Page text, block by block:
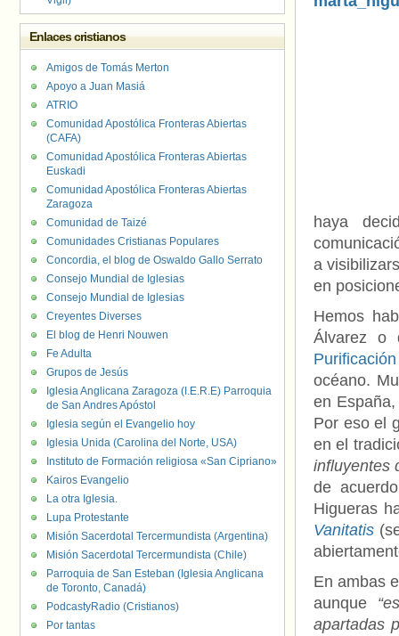
haya
a
en
Hemos
Álvarez o
océano.
en
Por eso el
en el
influyentes
de
Higueras
Vanitatis
En ambas
aunque
apartadas
Enlaces cristianos
Amigos de Tomás Merton
Apoyo a Juan Masiá
ATRIO
Comunidad Apostólica Fronteras Abiertas
(CAFA)
Comunidad Apostólica Fronteras Abiertas
Euskadi
Comunidad Apostólica Fronteras Abiertas
Zaragoza
Comunidad de Taizé
Comunidades Cristianas Populares
Concordia, el blog de Oswaldo Gallo Serrato
Consejo Mundial de Iglesias
Consejo Mundial de Iglesias
Creyentes Diverses
El blog de Henri Nouwen
Fe Adulta
Grupos de Jesús
Iglesia Anglicana Zaragoza (I.E.R.E) Parroquia
de San Andres Apóstol
Iglesia según el Evangelio hoy
Iglesia Unida (Carolina del Norte, USA)
Instituto de Formación religiosa «San Cipriano»
Kairos Evangelio
La otra Iglesia.
Lupa Protestante
Misión Sacerdotal Tercermundista (Argentina)
Misión Sacerdotal Tercermundista (Chile)
Parroquia de San Esteban (Iglesia Anglicana
de Toronto, Canadá)
PodcastyRadio (Cristianos)
Por tantas